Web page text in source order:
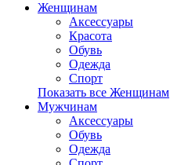
Женщинам
Аксессуары
Красота
Обувь
Одежда
Спорт
Показать все Женщинам
Мужчинам
Аксессуары
Обувь
Одежда